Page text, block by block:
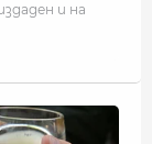
и на